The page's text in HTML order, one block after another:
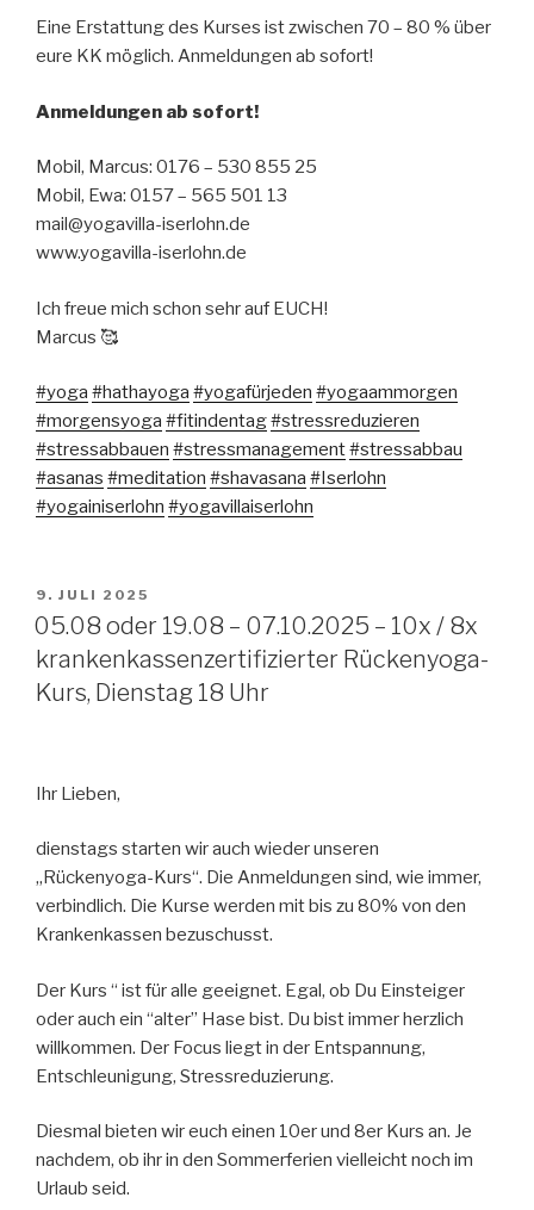
Eine Erstattung des Kurses ist zwischen 70 – 80 % über
eure KK möglich. Anmeldungen ab sofort!
Anmeldungen ab sofort!
Mobil, Marcus: 0176 – 530 855 25
Mobil, Ewa: 0157 – 565 501 13
mail@yogavilla-iserlohn.de
www.yogavilla-iserlohn.de
Ich freue mich schon sehr auf EUCH!
Marcus 🥰
#yoga #hathayoga #yogafürjeden #yogaammorgen
#morgensyoga #fitindentag#stressreduzieren
#stressabbauen #stressmanagement#stressabbau
#asanas #meditation #shavasana #Iserlohn
#yogainiserlohn #yogavillaiserlohn
VERÖFFENTLICHT
AM
9. JULI 2025
05.08 oder 19.08 – 07.10.2025 – 10x / 8x
krankenkassenzertifizierter Rückenyoga-
Kurs, Dienstag 18 Uhr
Ihr Lieben,
dienstags starten wir auch wieder unseren
„Rückenyoga-Kurs“. Die Anmeldungen sind, wie immer,
verbindlich. Die Kurse werden mit bis zu 80% von den
Krankenkassen bezuschusst.
Der Kurs “ ist für alle geeignet. Egal, ob Du Einsteiger
oder auch ein “alter” Hase bist. Du bist immer herzlich
willkommen. Der Focus liegt in der Entspannung,
Entschleunigung, Stressreduzierung.
Diesmal bieten wir euch einen 10er und 8er Kurs an. Je
nachdem, ob ihr in den Sommerferien vielleicht noch im
Urlaub seid.